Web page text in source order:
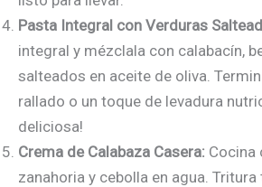
Pasta Integral con Verduras
integral y mézclala con calabacín,
salteados en aceite de oliva.
rallado o un toque de levadura
deliciosa!
Crema de Calabaza Casera: Cocina
zanahoria y cebolla en agua.